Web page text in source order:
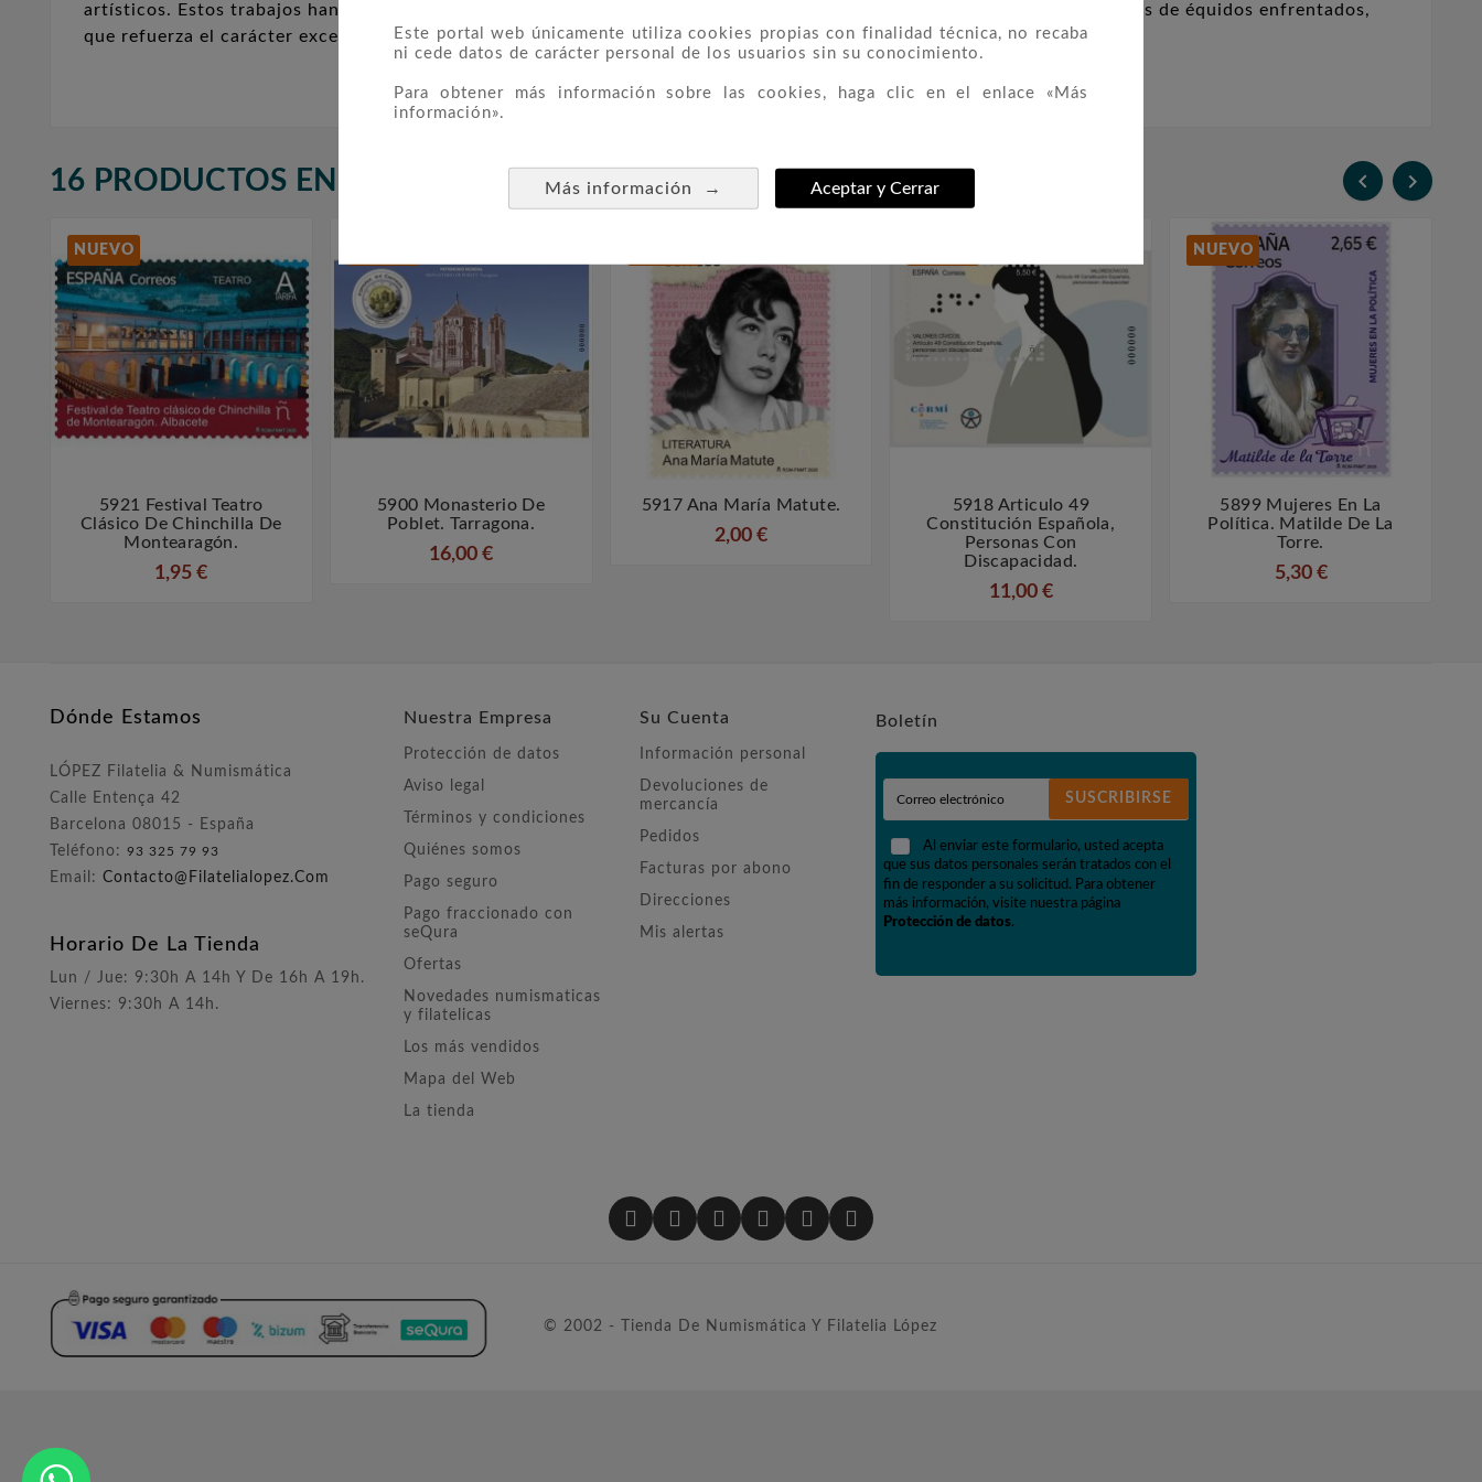
Este portal web únicamente utiliza cookies propias con finalidad técnica, no recaba
ni cede datos de carácter personal de los usuarios sin su conocimiento.
Para obtener más información sobre las cookies, haga clic en el enlace «Más
información».
Más información → Aceptar y Cerrar
artísticos. Estos trabajos han aportado, además, el descubrimiento de un singular friso altomedieval con representaciones de équidos enfrentados,
que refuerza el carácter excepcional de San Salvador de Priesca dentro del patrimonio histórico asturiano.
16 PRODUCTOS EN LA MISMA CATEGORÍA:  
NUEVO
 
5921 Festival Teatro
Clásico De Chinchilla De
Montearagón.
1,95 €
 
5900 Monasterio De
Poblet. Tarragona.
16,00 €
5917 Ana María Matute.
2,00 €
 
5918 Articulo 49
Constitución Española,
Personas Con
Discapacidad.
11,00 €
NUEVO
 
5899 Mujeres En La
Política. Matilde De La
Torre.
5,30 €
Dónde Estamos
LÓPEZ Filatelia & Numismática
Calle Entença 42
Barcelona 08015 - España
Teléfono: 93 325 79 93
Email: Contacto@filatelialopez.com
Horario De La Tienda
Lun / Jue: 9:30h A 14h Y De 16h A 19h.
Viernes: 9:30h A 14h.
Nuestra Empresa
Protección de datos
Aviso legal
Términos y condiciones
Quiénes somos
Pago seguro
Pago fraccionado con
seQura
Ofertas
Novedades numismaticas
y filatelicas
Los más vendidos
Mapa del Web
La tienda
Su Cuenta
Información personal
Devoluciones de
mercancía
Pedidos
Facturas por abono
Direcciones
Mis alertas
Boletín
SUSCRIBIRSE
Al enviar este formulario, usted acepta
que sus datos personales serán tratados con el
fin de responder a su solicitud. Para obtener
más información, visite nuestra página
Protección de datos.
© 2002 - Tienda De Numismática Y Filatelia López